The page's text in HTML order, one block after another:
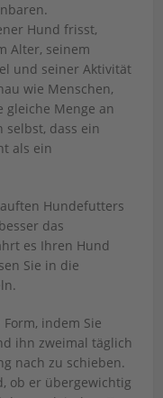
Hund frisst,
Alter, seinem
und seiner Aktivität
wie Menschen,
Menge an
selbst, dass ein
als ein
Hundefutters
das
es Ihren Hund
Sie in die
indem Sie
ihn zweimal täglich
nach zu schieben.
ob er übergewichtig